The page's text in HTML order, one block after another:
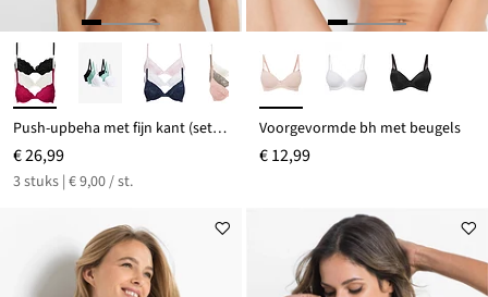
Push-upbeha met fijn kant (set van 3)
€ 26,99
3 stuks | € 9,00 / st.
Voorgevormde bh met beugels
€ 12,99